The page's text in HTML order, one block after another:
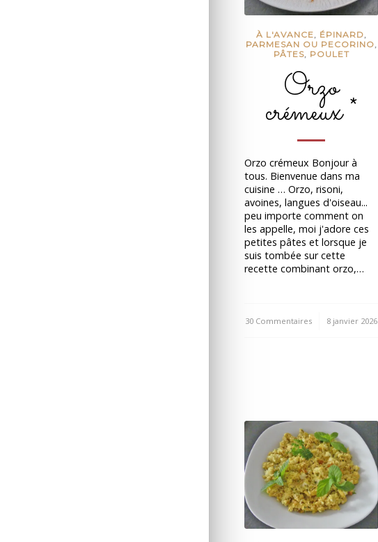
À L'AVANCE, ÉPINARD,
PARMESAN OU PECORINO,
PÂTES, POULET
Orzo
crémeux *
Orzo crémeux Bonjour à
tous. Bienvenue dans ma
cuisine … Orzo, risoni,
avoines, langues d'oiseau...
peu importe comment on
les appelle, moi j'adore ces
petites pâtes et lorsque je
suis tombée sur cette
recette combinant orzo,…
30 Commentaires
/ 8 janvier 2026